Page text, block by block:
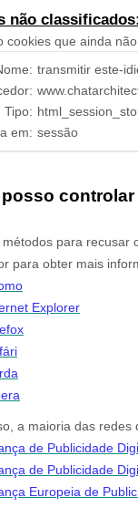
não classificados:
cookies que ainda
transmitir este-
Tipo:
em: sessão
para recusar
para obter mais
Explorer
a maioria das
de Publicidade
de Publicidade
Europeia de